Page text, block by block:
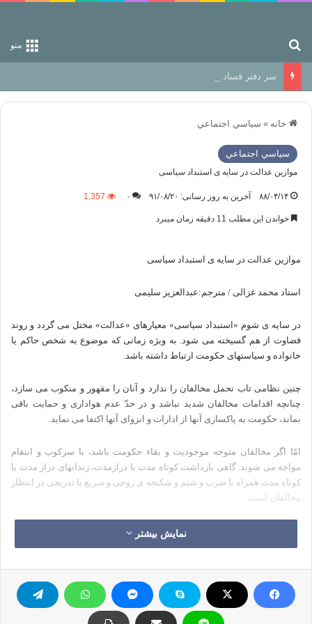
منو
سر دفتر فساد در زمین‌، دوری وکناره‌گیری از راه خداست‌!
خانه » سياسي اجتماعي
سياسي اجتماعي
موازین عدالت در سایه ی استبداد سیاسی
۸۸/۰۴/۱۴ آخرین به روز رسانی: ۹۱/۰۸/۲۰ ۰ 1,357
خواندن این مطلب 11 دقیقه زمان میبرد
موازین عدالت در سایه ی استبداد سیاسی
استاد محمد غزالی / مترجم:عبدالعزیز سلیمی
در سایه ی شوم «استبداد سیاسی» معیارهای «عدالت» مختل می گردد و روند
قضاوت از هم گسیخته می شود. به ویژه زمانی که موضوع به شخص حاکم یا
خانواده و سیاست­های حکومت ارتباط داشته باشد.
چنین نظامی تاب تحمل مخالفان را ندارد و آنان را مقهور و منکوب می سازد،
چنانچه اقدامات مخالفان شدید نباشد و در حدّ عدم هواداری و حمایت باقی
بماند، حکومت به پاکسازی آن­ها از ادارات و انزوای آن­ها اکتفا می نماید.
امّا اگر مخالفان متوجه موجودیت و بقاء حکومت باشد، با سرکوب و انتقام
مواجه می شوند. گاهی بازداشت کوتاه مدت یا درازمدت، زندان­های دراز مدت یا
کوتاه مدت همراه با ضرب و شتم و شکنجه ی روحی و سریع یا تدریجی در انتظار
مخالفان است.
در چنین فضای سنگین و مرگباری از «قضاوت و عدالت» خبری نیست و گاهی
ابزارهای سرکوبگر ویژه ای به نام دادگاه نظامی تشکیل می دهند که کار آن­ها
در یکی از دادگاه های نظامی رئیس دادگاه از متّهم می خواهد که سوره ی فاتحه
نمایش بیشتر